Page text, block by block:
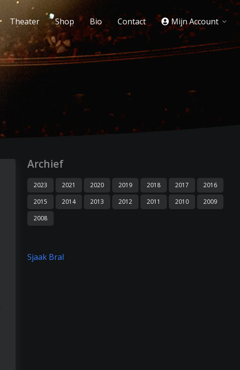
Theater Shop Bio Contact Mijn Account
Archief
2023 2021 2020 2019 2018 2017
2016
2015
2014 2013 2012 2011 2010
2009
2008
Sjaak Bral